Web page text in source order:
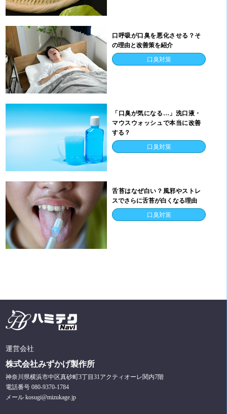
口呼吸が口臭を悪化させる？そ
の理由と改善策を紹介
口臭対策
「口臭が気になる…」洗口液・
マウスウォッシュで本当に改善
する？
口臭対策
舌苔はなぜ白い？風邪やストレ
スでさらに舌苔が白くなる理由
口臭対策
運営会社
株式会社みずかげ製作所
神奈川県横浜市中区真砂町3丁目31アクティオーレ関内7階
電話番号 080-9370-1784
メール kosugi@mizukage.jp